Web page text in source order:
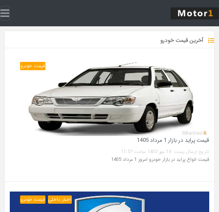
آخرین قیمت خودرو
قیمت خودرو
قیمت پراید در بازار 1 مرداد 1405
تاریخ ارسال پست: 16 مهر 1403 ساعت 11:57
قیمت انواع پراید در بازار خودرو امروز 1 مرداد 1405
اخبار داخلی قیمت خودرو